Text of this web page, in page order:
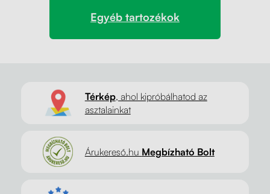
Egyéb tartozékok
Térkép, ahol kipróbálhatod az
asztalainkat
Árukereső.hu Megbízható Bolt